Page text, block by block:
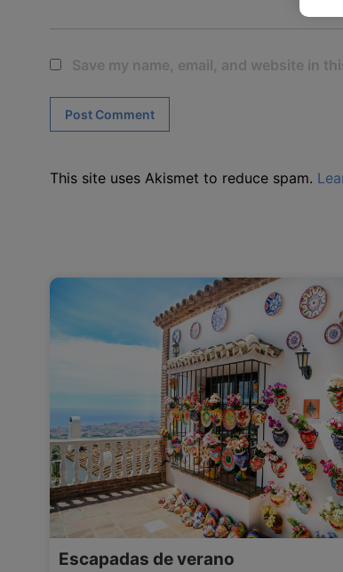
Save my name, email, and website in
This site uses Akismet to reduce spam.
Escapadas de verano